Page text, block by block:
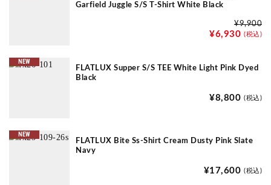
Garfield Juggle S/S T-Shirt White Black
¥9,900
¥6,930 (税込)
NEW
FLATLUX Supper S/S TEE White Light Pink Dyed
Black
¥8,800 (税込)
NEW
FLATLUX Bite Ss-Shirt Cream Dusty Pink Slate
Navy
¥17,600 (税込)